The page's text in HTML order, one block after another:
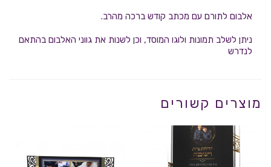
אלבום לתורם עם מכתב קודש ברכה מהרב.
ניתן לשלב תמונות ולוגו המוסד, וכן לשנות את גווני האלבום בהתאם
לנדרש
מוצרים קשורים